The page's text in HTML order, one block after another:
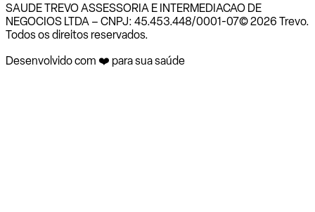
SAUDE TREVO ASSESSORIA E INTERMEDIACAO DE
NEGOCIOS LTDA – CNPJ: 45.453.448/0001-07© 2026 Trevo.
Todos os direitos reservados.
Desenvolvido com ❤️ para sua saúde